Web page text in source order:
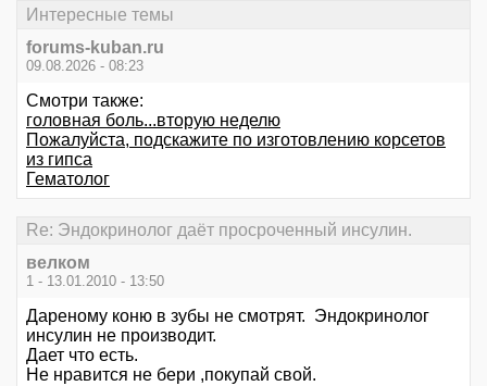
Интересные темы
forums-kuban.ru
09.08.2026 - 08:23
Смотри также:
головная боль...вторую неделю
Пожалуйста, подскажите по изготовлению корсетов
из гипса
Гематолог
Re: Эндокринолог даёт просроченный инсулин.
велком
1 - 13.01.2010 - 13:50
Дареному коню в зубы не смотрят. Эндокринолог
инсулин не производит.
Дает что есть.
Не нравится не бери ,покупай свой.